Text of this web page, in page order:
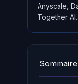
Anyscale,
Together AI.
Sommaire